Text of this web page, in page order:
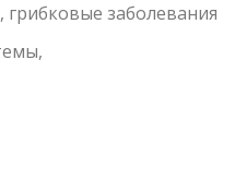
грибковые заболевания